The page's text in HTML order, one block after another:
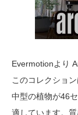
Evermotionより
このコレクショ
中型の植物が46
適しています。